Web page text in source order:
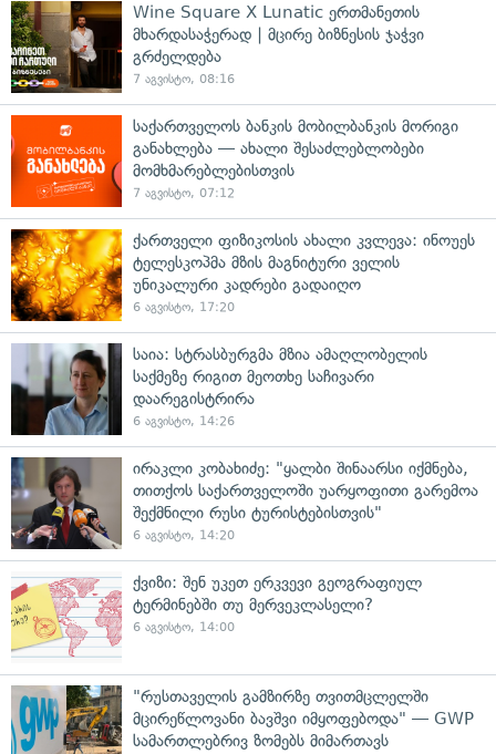
Wine Square X Lunatic ერთმანეთის
მხარდასაჭერად | მცირე ბიზნესის ჯაჭვი
გრძელდება
7 აგვისტო, 08:16
საქართველოს ბანკის მობილბანკის მორიგი
განახლება — ახალი შესაძლებლობები
მომხმარებლებისთვის
7 აგვისტო, 07:12
ქართველი ფიზიკოსის ახალი კვლევა: ინოუეს
ტელესკოპმა მზის მაგნიტური ველის
უნიკალური კადრები გადაიღო
6 აგვისტო, 17:20
საია: სტრასბურგმა მზია ამაღლობელის
საქმეზე რიგით მეოთხე საჩივარი
დაარეგისტრირა
6 აგვისტო, 14:26
ირაკლი კობახიძე: "ყალბი შინაარსი იქმნება,
თითქოს საქართველოში უარყოფითი გარემოა
შექმნილი რუსი ტურისტებისთვის"
6 აგვისტო, 14:20
ქვიზი: შენ უკეთ ერკვევი გეოგრაფიულ
ტერმინებში თუ მერვეკლასელი?
6 აგვისტო, 14:00
"რუსთაველის გამზირზე თვითმცლელში
მცირეწლოვანი ბავშვი იმყოფებოდა" — GWP
სამართლებრივ ზომებს მიმართავს